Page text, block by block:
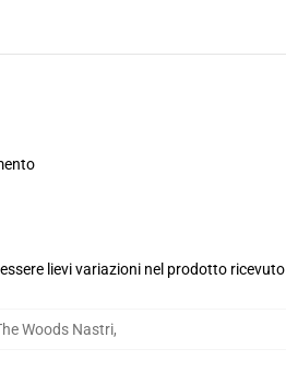
lievi variazioni nel prodotto ricevuto
Woods Nastri,